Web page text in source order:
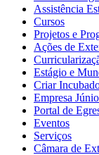
Assistência
Cursos
Projetos e
Ações de
Estágio e
Criar
Empresa
Portal de
Eventos
Serviços
Câmara de